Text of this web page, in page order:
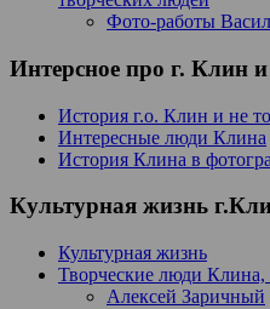
Фото-работы
Интерсное про г. Клин
История г.о. Клин и не
Интересные люди Клина
История Клина в
Культурная жизнь
Культурная жизнь
Творческие люди Клина,
Алексей Заричный